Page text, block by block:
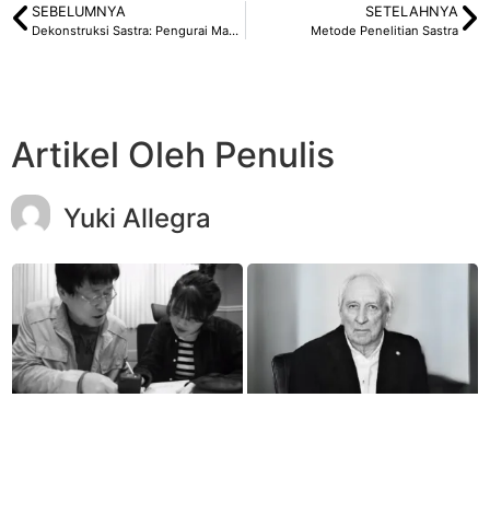
SEBELUMNYA
Dekonstruksi Sastra: Pengurai Makna dalam Teks Tertulis
SETELAHNYA
Metode Penelitian Sastra
Artikel Oleh Penulis
Yuki Allegra